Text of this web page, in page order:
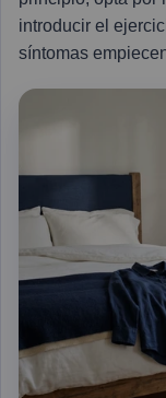
introducir el
síntomas